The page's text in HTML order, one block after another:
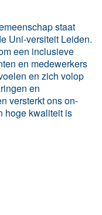
staat
Uni-versiteit Leiden.
een inclusieve
en medewerkers
en zich volop
en
versterkt ons on-
hoge kwaliteit is